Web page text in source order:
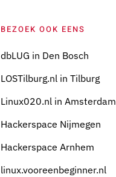
BEZOEK OOK EENS
dbLUG in Den Bosch
LOSTilburg.nl in Tilburg
Linux020.nl in Amsterdam
Hackerspace Nijmegen
Hackerspace Arnhem
linux.vooreenbeginner.nl